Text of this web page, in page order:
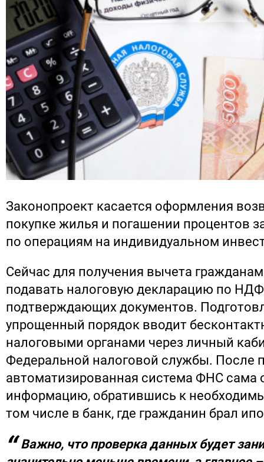
Законопроект касается оформления
покупке жилья и погашении процентов
по операциям на индивидуальном
Сейчас для получения вычета
подавать налоговую декларацию по
подтверждающих документов.
упрощенный порядок вводит
налоговыми органами через личный
Федеральной налоговой службы. После
автоматизированная система ФНС сама
информацию, обратившись к
том числе в банк, где гражданин брал
Важно, что проверка данных будет